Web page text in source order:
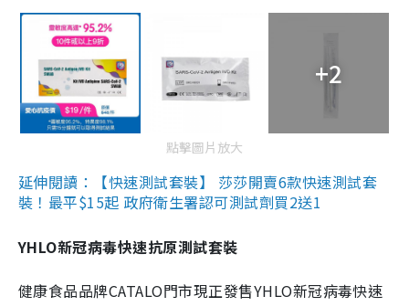
+2
點擊圖片放大
延伸閱讀：【快速測試套裝】 莎莎開賣6款快速測試套
裝！最平$15起 政府衛生署認可測試劑買2送1
YHLO新冠病毒快速抗原測試套裝
健康食品品牌CATALO門市現正發售YHLO新冠病毒快速